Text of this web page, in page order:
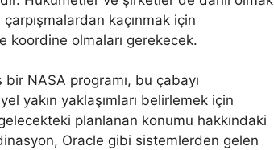
kaçınmak için
koordine olmaları gerekecek.
NASA programı, bu çabayı
yakın yaklaşımları belirlemek için
planlanan konumu hakkındaki
Oracle gibi sistemlerden gelen